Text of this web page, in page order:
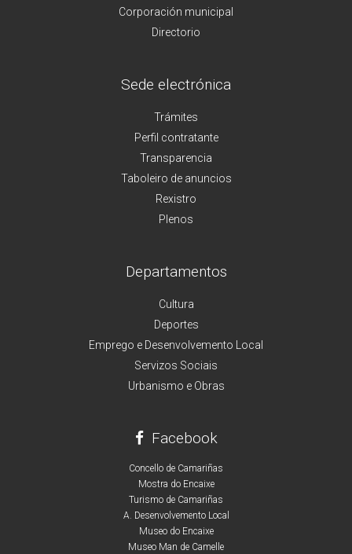
Corporación municipal
Directorio
Sede electrónica
Trámites
Perfil contratante
Transparencia
Taboleiro de anuncios
Rexistro
Plenos
Departamentos
Cultura
Deportes
Emprego e Desenvolvemento Local
Servizos Sociais
Urbanismo e Obras
Facebook
Concello de Camariñas
Mostra do Encaixe
Turismo de Camariñas
A. Desenvolvemento Local
Museo do Encaixe
Museo Man de Camelle